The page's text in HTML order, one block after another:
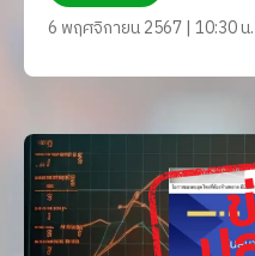
6 พฤศจิกายน 2567 | 10:30 น.